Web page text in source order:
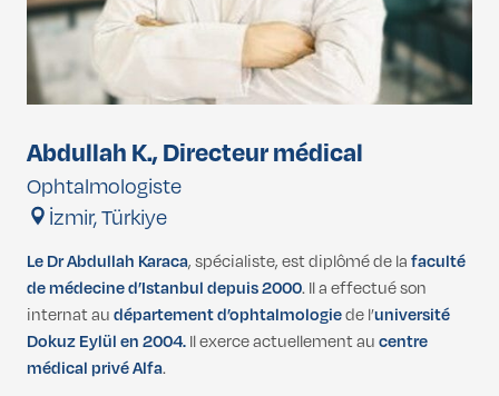
Abdullah K., Directeur médical
Ophtalmologiste
İzmir, Türkiye
Le Dr Abdullah Karaca, spécialiste, est diplômé de lafaculté
de médecine d’Istanbul depuis 2000. Il a effectué son
internat audépartement d’ophtalmologiede l’université
Dokuz Eylül en 2004.Il exerce actuellement aucentre
médical privé Alfa.